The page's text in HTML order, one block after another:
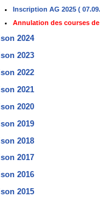
Inscription AG 2025 (
Annulation des courses
2024
2023
2022
2021
2020
2019
2018
2017
2016
2015